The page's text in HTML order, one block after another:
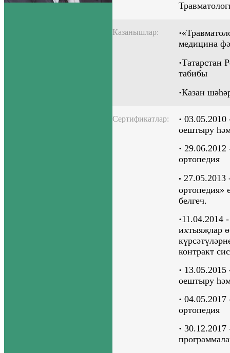
Казанышлар: ·
медицина
·Татарстан
табибы
·Казан ш
Сертификатлар: · 03.05.2010
оештыру
· 29.06.2012
ортопедия
· 27.05.2013
ортопедия»
белгеч.
·11.04.2014
ихтыяҗлар
контракт
· 13.05.2015
оештыру
· 04.05.2017
ортопедия
· 30.12.2017